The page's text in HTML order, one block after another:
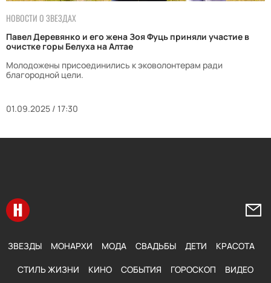
НОВОСТИ О ЗВЕЗДАХ
Павел Деревянко и его жена Зоя Фуць приняли участие в
очистке горы Белуха на Алтае
Молодожены присоединились к эковолонтерам ради
благородной цели.
01.09.2025 / 17:30
Перейти на главную
ЗВЕЗДЫ МОНАРХИ МОДА СВАДЬБЫ ДЕТИ КРАСОТА
СТИЛЬ ЖИЗНИ КИНО СОБЫТИЯ ГОРОСКОП ВИДЕО